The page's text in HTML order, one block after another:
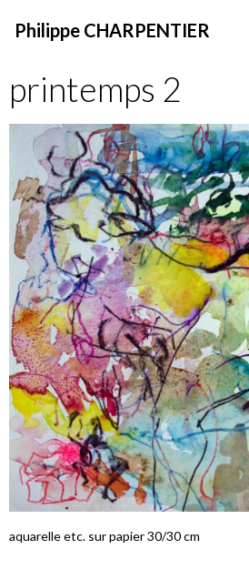
Philippe CHARPENTIER
printemps 2
aquarelle etc. sur papier 30/30 cm